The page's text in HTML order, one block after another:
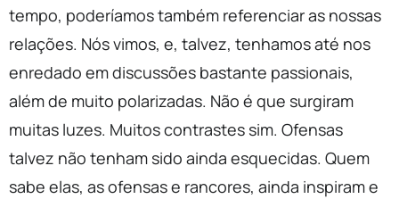
tempo, poderíamos também referenciar as nossas
relações. Nós vimos, e, talvez, tenhamos até nos
enredado em discussões bastante passionais,
além de muito polarizadas. Não é que surgiram
muitas luzes. Muitos contrastes sim. Ofensas
talvez não tenham sido ainda esquecidas. Quem
sabe elas, as ofensas e rancores, ainda inspiram e